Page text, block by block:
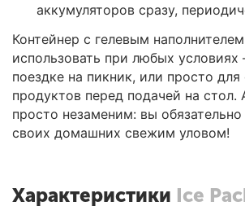
аккумуляторов сразу,
Контейнер с гелевым
использовать при любых условиях
поездке на пикник, или просто
продуктов перед подачей на стол.
просто незаменим: вы
своих домашних свежим уловом!
Характеристики Ice